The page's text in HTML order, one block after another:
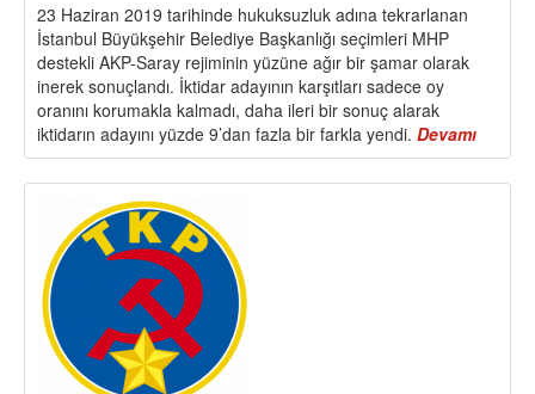
NATO’DAN
ÇIKMALI
VE
ABD
İLE
TÜM
İKİLİ
ASKERİ
23 Haziran 2019 tarihinde hukuksuzluk adına tekrarlanan
İstanbul Büyükşehir Belediye Başkanlığı seçimleri MHP
destekli AKP-Saray rejiminin yüzüne ağır bir şamar olarak
inerek sonuçlandı. İktidar adayının karşıtları sadece oy
oranını korumakla kalmadı, daha ileri bir sonuç alarak
iktidarın adayını yüzde 9’dan fazla bir farkla yendi. Devamı